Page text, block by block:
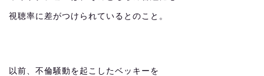
視聴率に差がつけられているとのこと。
以前、不倫騒動を起こしたベッキーを